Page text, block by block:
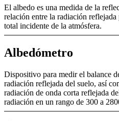
El albedo es una medida de la
relación entre la radiación
total incidente de la atmósfera.
Albedómetro
Dispositivo para medir el balance
radiación reflejada del suelo, así
radiación de onda corta reflejada
radiación en un rango de 300 a